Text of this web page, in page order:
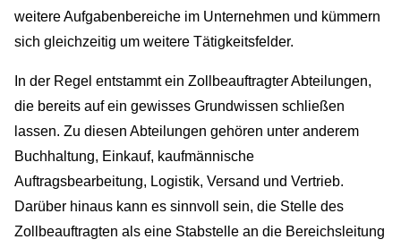
weitere Aufgabenbereiche im Unternehmen und kümmern
sich gleichzeitig um weitere Tätigkeitsfelder.
In der Regel entstammt ein Zollbeauftragter Abteilungen,
die bereits auf ein gewisses Grundwissen schließen
lassen. Zu diesen Abteilungen gehören unter anderem
Buchhaltung, Einkauf, kaufmännische
Auftragsbearbeitung, Logistik, Versand und Vertrieb.
Darüber hinaus kann es sinnvoll sein, die Stelle des
Zollbeauftragten als eine Stabstelle an die Bereichsleitung